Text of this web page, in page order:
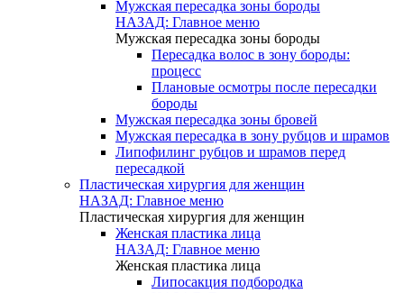
Мужская пересадка зоны бороды
НАЗАД: Главное меню
Мужская пересадка зоны бороды
Пересадка волос в зону бороды:
процесс
Плановые осмотры после пересадки
бороды
Мужская пересадка зоны бровей
Мужская пересадка в зону рубцов и шрамов
Липофилинг рубцов и шрамов перед
пересадкой
Пластическая хирургия для женщин
НАЗАД: Главное меню
Пластическая хирургия для женщин
Женская пластика лица
НАЗАД: Главное меню
Женская пластика лица
Липосакция подбородка